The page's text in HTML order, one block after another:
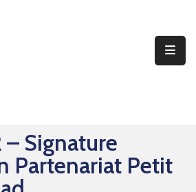
Signature
Partenariat Petit